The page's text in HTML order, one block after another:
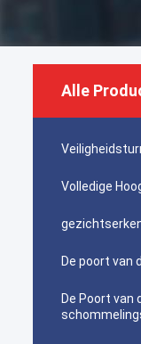
Alle
Volledige
De poort van
De Poort van